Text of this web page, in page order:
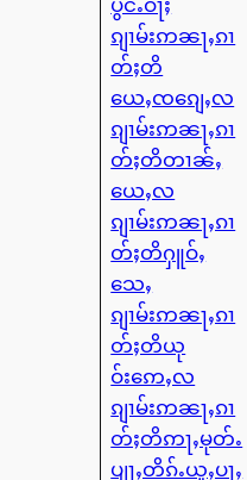
ၵျၢမ်းဢၼႃႇၵၢ
တ်ႈတိ
ယေႇၸၵျေႇလ
ၵျၢမ်းဢၼႃႇၵၢ
တ်ႈတိတၢၼ်ႇ
ယေႇလ
ၵျၢမ်းဢၼႃႇၵၢ
တ်ႈတိႁူဝ်ႇ
သေႇ
ၵျၢမ်းဢၼႃႇၵၢ
တ်ႈတိယု
ဝ်းဢေႇလ
ၵျၢမ်းဢၼႃႇၵၢ
တ်ႈတိဢႃႇမုတ်ႉ
ပျႃႇတိၵ်ႉယူႇပႃႇ